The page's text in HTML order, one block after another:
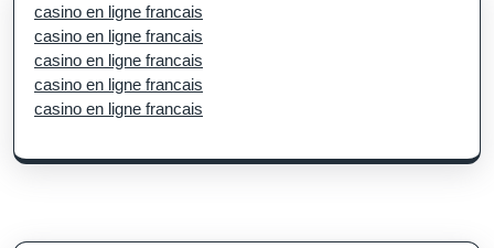
casino en ligne francais
casino en ligne francais
casino en ligne francais
casino en ligne francais
casino en ligne francais